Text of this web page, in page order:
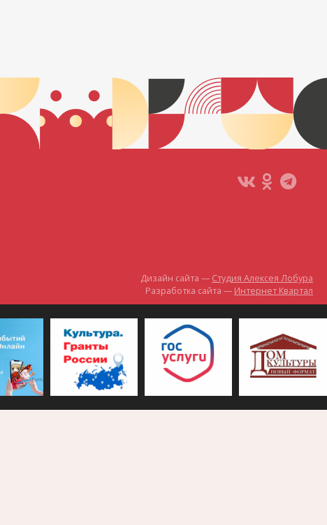
Дизайн сайта — Студия Алексея Лобура
Разработка сайта — Интернет Квартал